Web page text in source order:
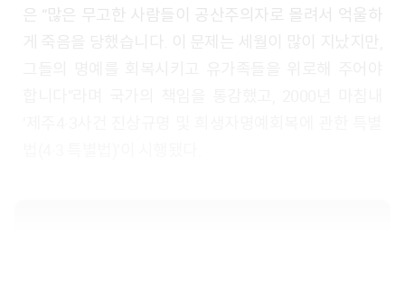
은 “많은 무고한 사람들이 공산주의자로 몰려서 억울하